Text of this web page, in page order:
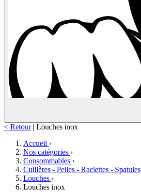
< Retour | Louches inox
Accueil ›
Nos catégories ›
Consommables ›
Cuillères - Pelles - Raclettes - Spatules
Louches ›
Louches inox